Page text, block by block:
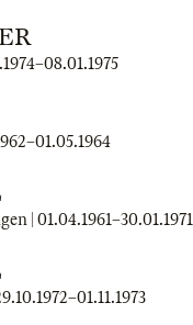
–08.01.1975
–01.05.1964
| 01.04.1961–30.01.1971
–01.11.1973